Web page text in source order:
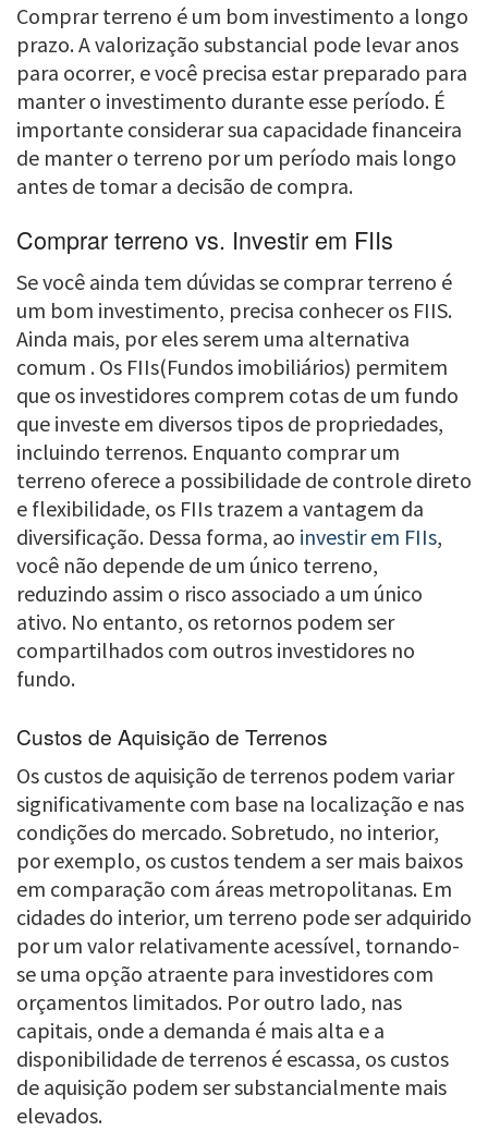
Comprar terreno é um bom investimento a longo
prazo. A valorização substancial pode levar anos
para ocorrer, e você precisa estar preparado para
manter o investimento durante esse período. É
importante considerar sua capacidade financeira
de manter o terreno por um período mais longo
antes de tomar a decisão de compra.
Comprar terreno vs. Investir em FIIs
Se você ainda tem dúvidas se comprar terreno é
um bom investimento, precisa conhecer os FIIS.
Ainda mais, por eles serem uma alternativa
comum . Os FIIs(Fundos imobiliários) permitem
que os investidores comprem cotas de um fundo
que investe em diversos tipos de propriedades,
incluindo terrenos. Enquanto comprar um
terreno oferece a possibilidade de controle direto
e flexibilidade, os FIIs trazem a vantagem da
diversificação. Dessa forma, ao investir em FIIs,
você não depende de um único terreno,
reduzindo assim o risco associado a um único
ativo. No entanto, os retornos podem ser
compartilhados com outros investidores no
fundo.
Custos de Aquisição de Terrenos
Os custos de aquisição de terrenos podem variar
significativamente com base na localização e nas
condições do mercado. Sobretudo, no interior,
por exemplo, os custos tendem a ser mais baixos
em comparação com áreas metropolitanas. Em
cidades do interior, um terreno pode ser adquirido
por um valor relativamente acessível, tornando-
se uma opção atraente para investidores com
orçamentos limitados. Por outro lado, nas
capitais, onde a demanda é mais alta e a
disponibilidade de terrenos é escassa, os custos
de aquisição podem ser substancialmente mais
elevados.